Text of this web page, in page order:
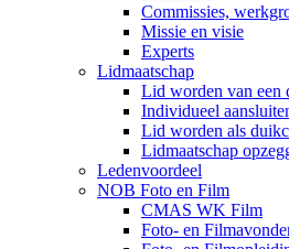
Commissies,
Missie en visie
Experts
Lidmaatschap
Lid worden van een
Individueel
Lid worden als
Lidmaatschap
Ledenvoordeel
NOB Foto en Film
CMAS WK Film
Foto- en